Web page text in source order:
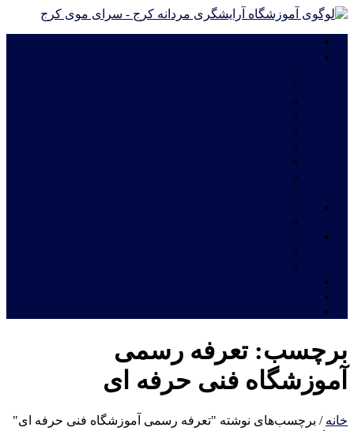
برچسب:تعرفه رسمی
آموزشگاه فنی حرفه ای
خانه / برچسب‌های نوشته "تعرفه رسمی آموزشگاه فنی حرفه ای"